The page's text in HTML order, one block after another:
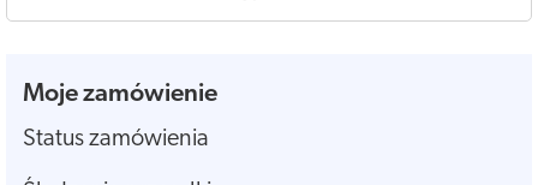
Moje zamówienie
Status zamówienia